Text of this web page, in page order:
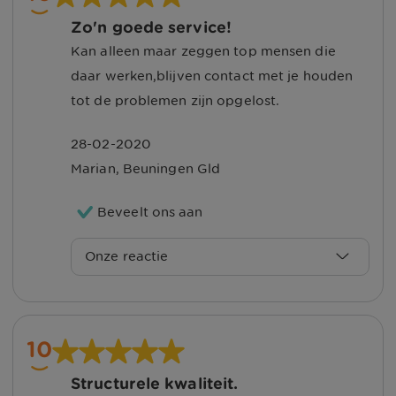
afhandeling van uw autoschade!
Hartelijk dank voor uw beoordeling en
het geven van een mooi cijfer!
Met vriendelijke groet, Nina
Zo'n goede service!
Kan alleen maar zeggen top mensen die
daar werken,blijven contact met je houden
tot de problemen zijn opgelost.
28-02-2020
Marian, Beuningen Gld
Beveelt ons aan
Onze reactie
Bedankt voor de 10!
Wij vinden goede service belangrijk. Fijn
10
Structurele kwaliteit.